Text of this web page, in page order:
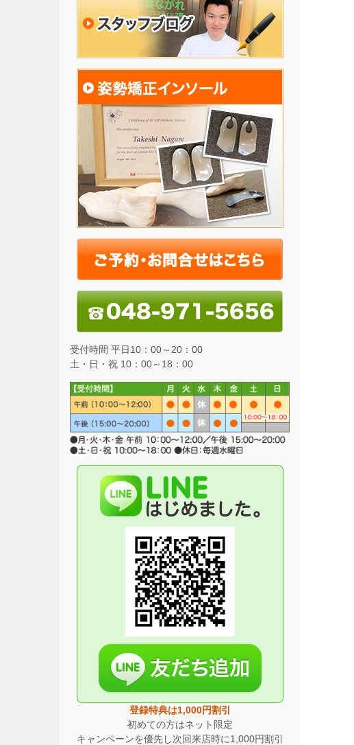
受付時間 平日10：00～20：00
土・日・祝 10：00～18：00
登録特典は1,000円割引
初めての方はネット限定
キャンペーンを優先し次回来店時に1,000円割引